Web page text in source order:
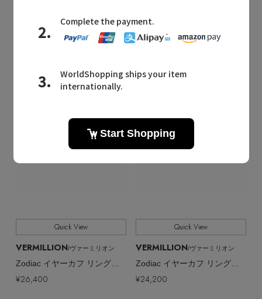
Quick View
VERMILLION/ヴァーミリオン
Zodiac イヤーカフ リング（片耳用）
¥26,400
Quick View
VERMILLION/ヴァーミリオン
Zodiac イヤーカフ リング（片耳用）
¥24,200